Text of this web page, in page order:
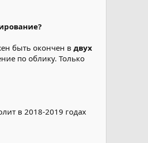
быть окончен в двух
по облику. Только
в 2018-2019 годах